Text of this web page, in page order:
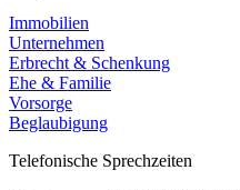
Immobilien
Unternehmen
Erbrecht & Schenkung
Ehe & Familie
Vorsorge
Beglaubigung
Telefonische Sprechzeiten